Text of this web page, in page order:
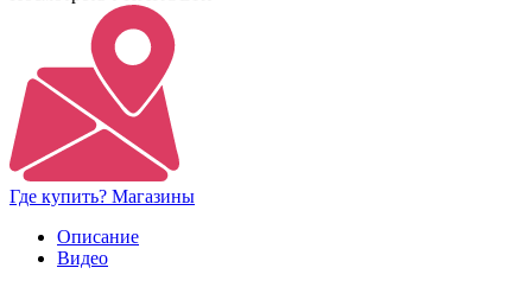
Где купить? Магазины
Описание
Видео